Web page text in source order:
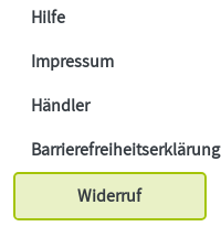
Hilfe
Impressum
Händler
Barrierefreiheitserklärung
Widerruf